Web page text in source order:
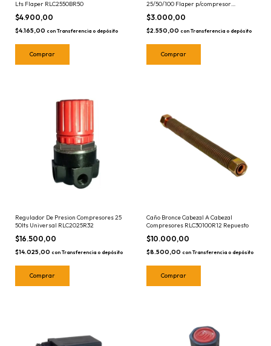
Lts Flaper RLC2550BR50
$4.900,00
$4.165,00 con Transferencia o depósito
25/50/100 Flaper p/compresor
Repuesto RLC2550BR43
$3.000,00
$2.550,00 con Transferencia o depósito
Regulador De Presion Compresores 25
50lts Universal RLC2025R32
$16.500,00
$14.025,00 con Transferencia o depósito
Caño Bronce Cabezal A Cabezal
Compresores RLC30100R12 Repuesto
$10.000,00
$8.500,00 con Transferencia o depósito